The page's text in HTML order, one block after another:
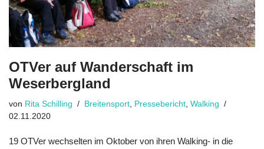
OTVer auf Wanderschaft im
Weserbergland
von Rita Schilling Breitensport Pressebericht Walking
02.11.2020
19 OTVer wechselten im Oktober von ihren Walking- in die